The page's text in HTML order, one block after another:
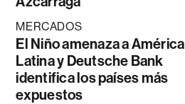
MERCADOS
El Niño amenaza a América
Latina y Deutsche Bank
identifica los países más
expuestos